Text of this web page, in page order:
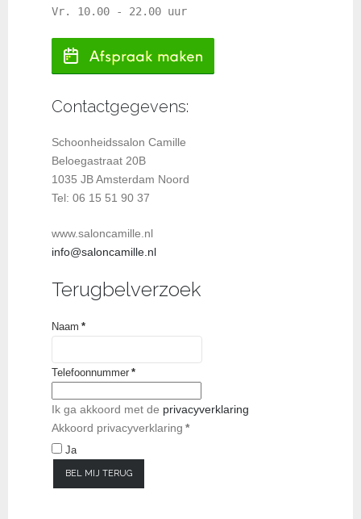
Vr. 10.00 - 22.00 uur
Contactgegevens:
Schoonheidssalon Camille
Beloegastraat 20B
1035 JB Amsterdam Noord
Tel: 06 15 51 90 37
www.saloncamille.nl
info@saloncamille.nl
Terugbelverzoek
Naam *
Telefoonnummer *
Ik ga akkoord met de privacyverklaring
Akkoord privacyverklaring *
Ja
BEL MIJ TERUG